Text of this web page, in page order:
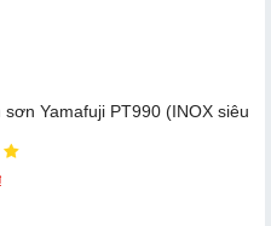
sơn Yamafuji PT990 (INOX siêu